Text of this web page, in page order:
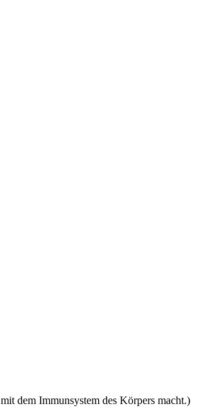
dem Immunsystem des Körpers macht.)